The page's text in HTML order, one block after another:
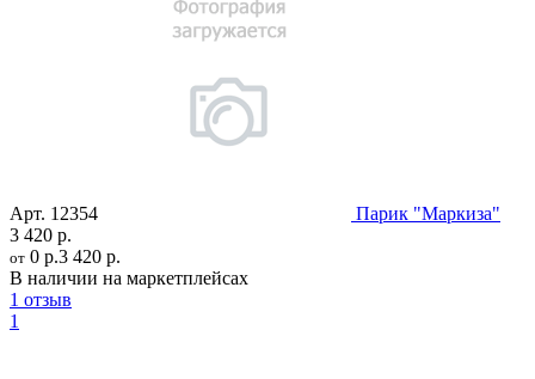
Арт. 12354
Парик "Маркиза"
3 420 р.
от 0 р.3 420 р.
В наличии на маркетплейсах
1 отзыв
1